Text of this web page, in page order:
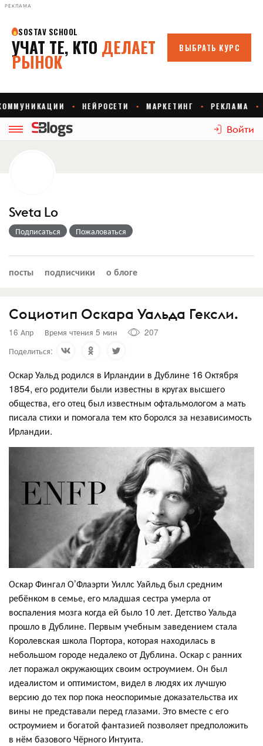
РЕКЛАМА
Войти
Sveta Lo
Подписаться Пожаловаться
посты подписчики о блоге
Социотип Оскара Уальда Гексли.
16 Апр Время чтения 5 мин
207
Поделиться:
Оскар Уальд родился в Ирландии в Дублине 16 Октября
1854, его родители были известны в кругах высшего
общества, его отец был известным офтальмологом а мать
писала стихи и помогала тем кто боролся за независимость
Ирландии.
Оскар Фингал О’Флаэрти Уиллс Уайльд был средним
ребёнком в семье, его младшая сестра умерла от
воспаления мозга когда ей было 10 лет. Детство Уальда
прошло в Дублине. Первым учебным заведением стала
Королевская школа Портора, которая находилась в
небольшом городе недалеко от Дублина. Оскар с ранних
лет поражал окружающих своим остроумием. Он был
идеалистом и оптимистом, видел в людях их лучшую
версию до тех пор пока неоспоримые доказательства их
вины не представали перед глазами. Это вместе с его
остроумием и богатой фантазией позволяет предположить
в нём базового Чёрного Интуита.